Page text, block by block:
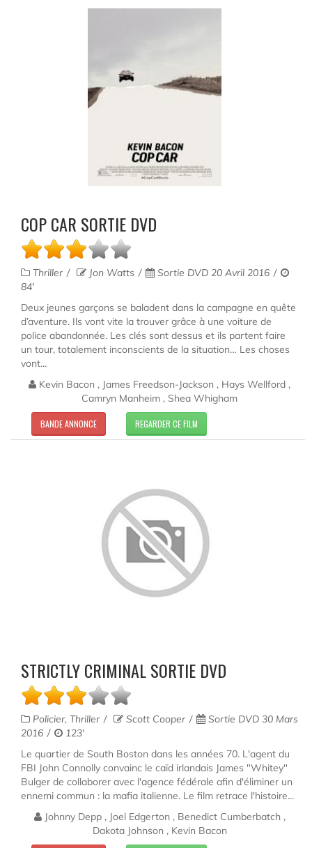
COP CAR SORTIE DVD
Thriller Jon Watts
Sortie DVD 20 Avril 2016
84'
Deux jeunes garçons se baladent dans la campagne en quête
d’aventure. Ils vont vite la trouver grâce à une voiture de
police abandonnée. Les clés sont dessus et ils partent faire
un tour, totalement inconscients de la situation… Les choses
vont...
Kevin Bacon , James Freedson-Jackson , Hays Wellford ,
Camryn Manheim , Shea Whigham
BANDE ANNONCE REGARDER CE FILM
STRICTLY CRIMINAL SORTIE DVD
Policier, Thriller Scott Cooper
Sortie DVD 30 Mars
2016
123'
Le quartier de South Boston dans les années 70. L'agent du
FBI John Connolly convainc le caïd irlandais James "Whitey"
Bulger de collaborer avec l'agence fédérale afin d'éliminer un
ennemi commun : la mafia italienne. Le film retrace l'histoire...
Johnny Depp , Joel Edgerton , Benedict Cumberbatch ,
Dakota Johnson , Kevin Bacon